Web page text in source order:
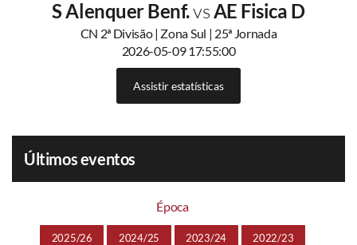
S Alenquer Benf.vsAE Fisica D
CN 2ª Divisão | Zona Sul | 25ª Jornada
2026-05-09 17:55:00
Assistir estatísticas
Últimos eventos
Época
2025/26 2024/25 2023/24 2022/23